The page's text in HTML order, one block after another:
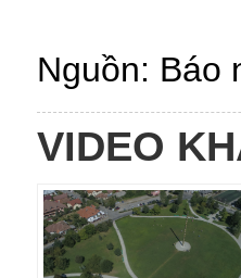
Nguồn: Báo
VIDEO